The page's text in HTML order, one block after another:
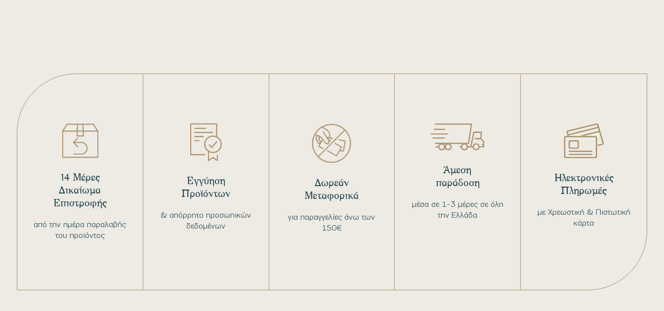
από την ημέρα παραλαβής
του προϊόντος
14 Μέρες
Δικαίωμα
Επιστροφής
& απόρρητο προσωπικών
δεδομένων
Εγγύηση
Προϊόντων
για παραγγελίες άνω των
150€
Δωρεάν
Μεταφορικά
μέσα σε 1-3 μέρες σε όλη
την Ελλάδα
Άμεση
παράδοση
με Χρεωστική & Πιστωτική
κάρτα
Ηλεκτρονικές
Πληρωμές